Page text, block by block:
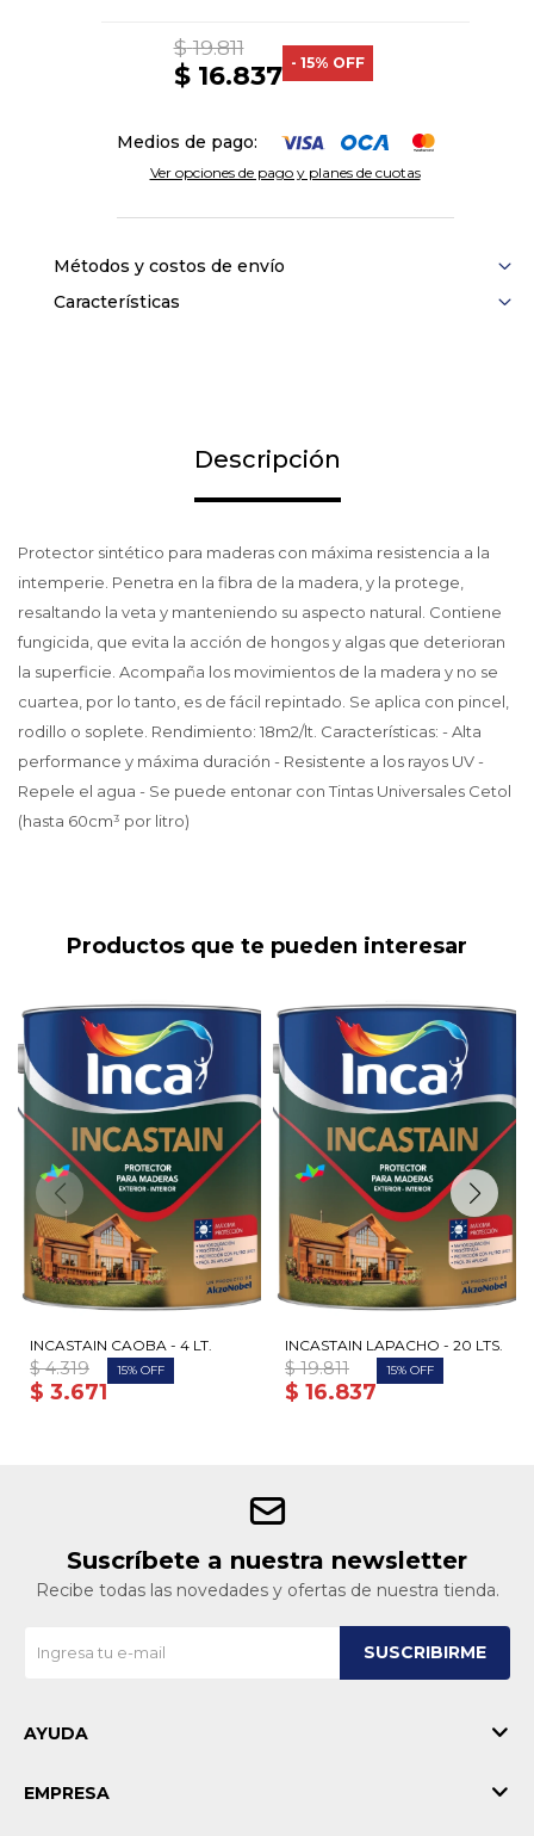
$ 16.837
$ 19.811
15
Medios de pago:
Ver opciones de pago y planes de cuotas
Métodos y costos de envío
Características
Descripción
Protector sintético para maderas con máxima resistencia a la
intemperie. Penetra en la fibra de la madera, y la protege,
resaltando la veta y manteniendo su aspecto natural. Contiene
fungicida, que evita la acción de hongos y algas que deterioran
la superficie. Acompaña los movimientos de la madera y no se
cuartea, por lo tanto, es de fácil repintado. Se aplica con pincel,
rodillo o soplete. Rendimiento: 18m2/lt. Características: - Alta
performance y máxima duración - Resistente a los rayos UV -
Repele el agua - Se puede entonar con Tintas Universales Cetol
(hasta 60cm³ por litro)
Productos que te pueden interesar
INCASTAIN CAOBA - 4 LT.
$ 3.671
$ 4.319 15
INCASTAIN LAPACHO - 20 LTS.
$ 16.837
$ 19.811 15
Suscríbete a nuestra newsletter
Recibe todas las novedades y ofertas de nuestra tienda.
SUSCRIBIRME
AYUDA
EMPRESA